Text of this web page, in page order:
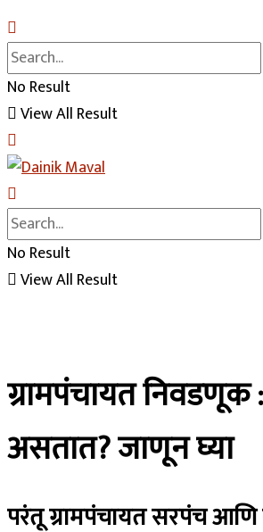
No Result
View All Result
No Result
View All Result
ग्रामपंचायत निवडणूक
असतात? जाणून घ्या
परंतू ग्रामपंचायत सरपंच आणि